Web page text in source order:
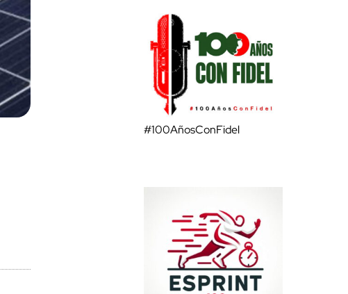
#100AñosConFidel